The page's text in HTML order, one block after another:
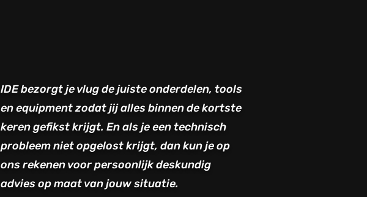
IDE bezorgt je vlug de juiste onderdelen, tools
en equipment zodat jij alles binnen de kortste
keren gefikst krijgt. En als je een technisch
probleem niet opgelost krijgt, dan kun je op
ons rekenen voor persoonlijk deskundig
advies op maat van jouw situatie.